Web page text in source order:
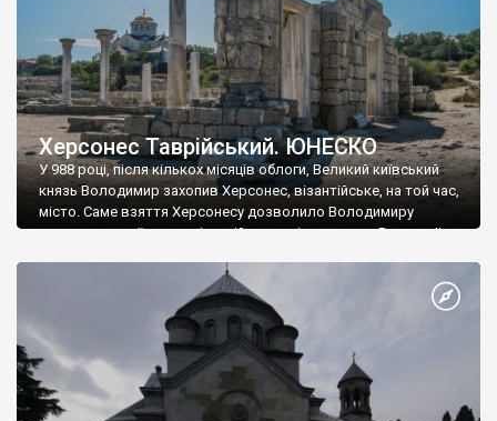
Херсонес Таврійський. ЮНЕСКО
У 988 році, після кількох місяців облоги, Великий київський
князь Володимир захопив Херсонес, візантійське, на той час,
місто. Саме взяття Херсонесу дозволило Володимиру
диктувати свої умови візантійському імператору Василю ІІ, та
Херсонесі Володимир-язичник, став Василем-християнином.
А потім було Хрещення Русі. На честь Херсонесу Таврійського